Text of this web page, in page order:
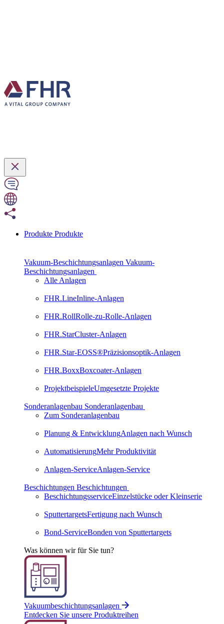
Produkte Produkte
Vakuum-Beschichtungsanlagen Vakuum-
Beschichtungsanlagen
Alle Anlagen
FHR.LineInline-Anlagen
FHR.RollRolle-zu-Rolle-Anlagen
FHR.StarCluster-Anlagen
FHR.Star-EOSS®Präzisionsoptik-Anlagen
FHR.BoxxBoxcoater-Anlagen
ProjektbeispieleUmgesetzte Projekte
Sonderanlagenbau Sonderanlagenbau
Zum Sonderanlagenbau
Planung & EntwicklungAnlagen nach Wunsch
AutomatisierungMehr Produktivität
Anlagen-ServiceAnlagen-Service
Beschichtungen Beschichtungen
BeschichtungsserviceEinzelstücke oder Kleinserie
SputtertargetsFertigung nach Wunsch
Bond-ServiceBonden von Sputtertargets
Was können wir für Sie tun?
Vakuumbeschichtungsanlagen
Entdecken Sie unsere Produktreihen